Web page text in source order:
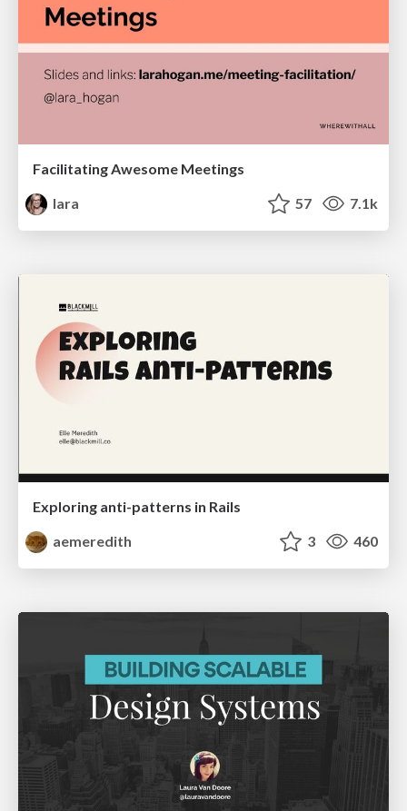
Facilitating Awesome Meetings
lara
57 7.1k
Exploring anti-patterns in Rails
aemeredith
3 460